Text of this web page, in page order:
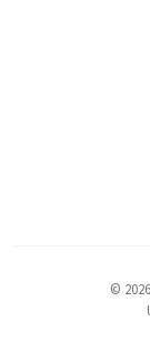
© 2026